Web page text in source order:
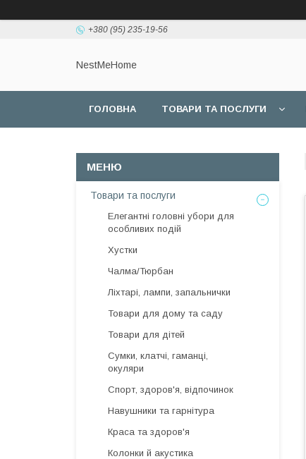
+380 (95) 235-19-56
NestMeHome
ГОЛОВНА ТОВАРИ ТА ПОСЛУГИ
Товари та послуги
Елегантні головні убори для
особливих подій
Хустки
Чалма/Тюрбан
Ліхтарі, лампи, запальнички
Товари для дому та саду
Товари для дітей
Сумки, клатчі, гаманці,
окуляри
Спорт, здоров'я, відпочинок
Навушники та гарнітура
Краса та здоров'я
Колонки й акустика